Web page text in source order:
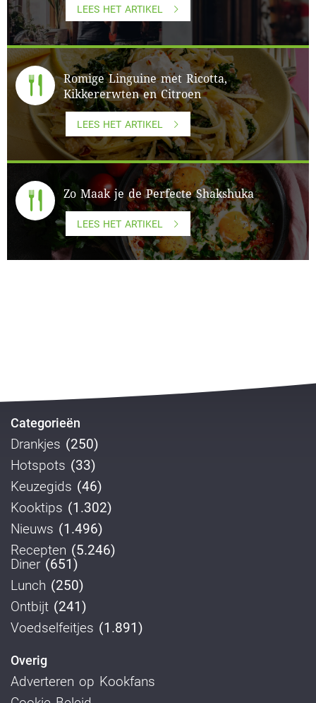
LEES HET ARTIKEL
Romige Linguine met Ricotta,
Kikkererwten en Citroen
LEES HET ARTIKEL
Zo Maak je de Perfecte Shakshuka
LEES HET ARTIKEL
Categorieën
Drankjes (250)
Hotspots (33)
Keuzegids (46)
Kooktips (1.302)
Nieuws (1.496)
Recepten (5.246)
Diner (651)
Lunch (250)
Ontbijt (241)
Voedselfeitjes (1.891)
Overig
Adverteren op Kookfans